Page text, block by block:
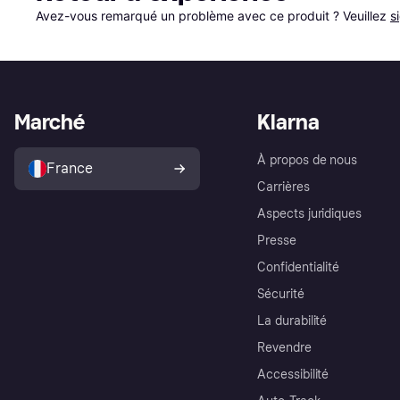
Avez-vous remarqué un problème avec ce produit ? Veuillez
Klarna
À propos de nous
Carrières
Aspects juridiques
Presse
Confidentialité
Sécurité
La durabilité
Revendre
Accessibilité
Marché
France